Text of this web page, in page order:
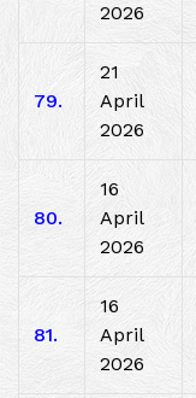
2026
79.
21
April
2026
80.
16
April
2026
81.
16
April
2026